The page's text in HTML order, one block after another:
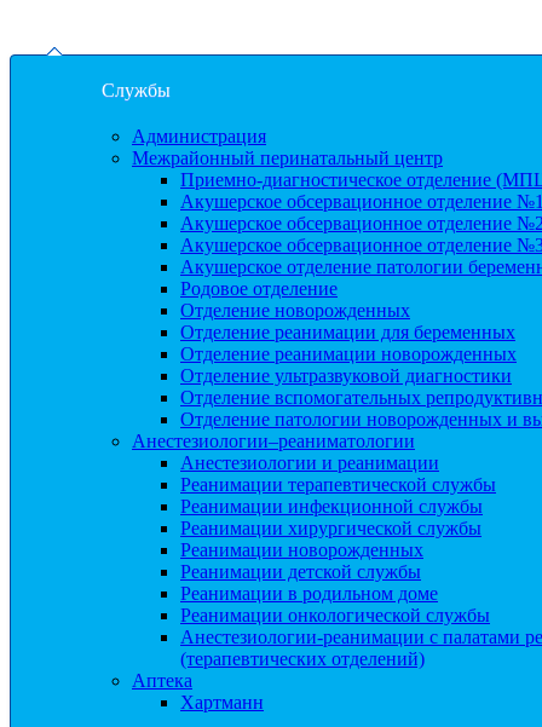
Службы
Администрация
Межрайонный перинатальный центр
Приемно-диагностическое отделение
Акушерское обсервационное отделение
Акушерское обсервационное отделение
Акушерское обсервационное отделение
Акушерское отделение патологии
Родовое отделение
Отделение новорожденных
Отделение реанимации для беременных
Отделение реанимации новорожденных
Отделение ультразвуковой диагностики
Отделение вспомогательных
Отделение патологии новорожденных и
Анестезиологии–реаниматологии
Анестезиологии и реанимации
Реанимации терапевтической службы
Реанимации инфекционной службы
Реанимации хирургической службы
Реанимации новорожденных
Реанимации детской службы
Реанимации в родильном доме
Реанимации онкологической службы
Анестезиологии-реанимации с палатами
(терапевтических отделений)
Аптека
Хартманн